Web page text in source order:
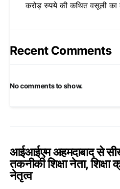
करोड़ रुपये की कथित वसूली का
Recent Comments
No comments to show.
आईआईएम अहमदाबाद से
तकनीकी शिक्षा नेता, शिक्षा
नेतृत्व